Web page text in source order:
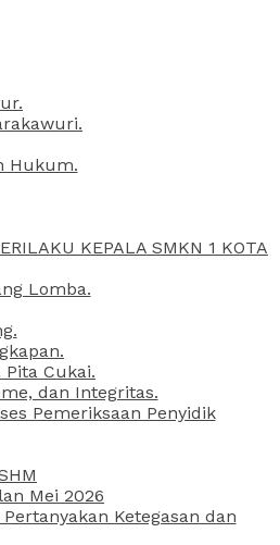
Hukum.
KEPALA SMKN 1 KOTA
Lomba.
Pita Cukai.
dan Integritas.
Pemeriksaan Penyidik
Mei 2026
Ketegasan dan